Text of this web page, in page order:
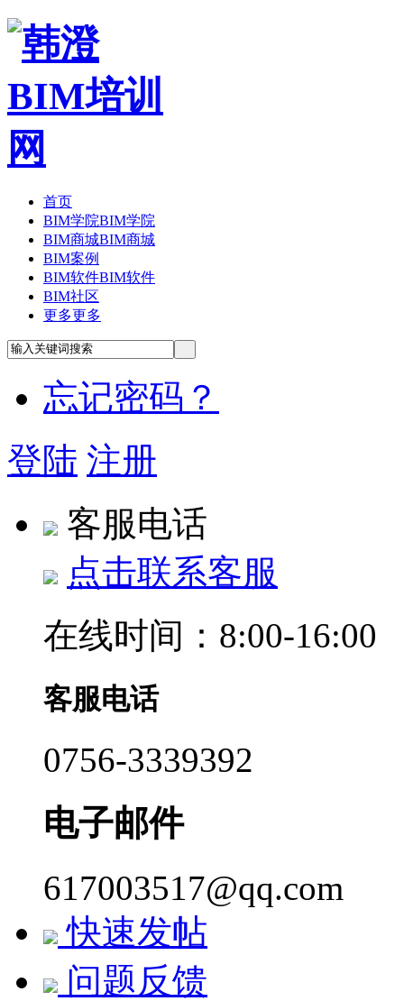
首页
BIM学院BIM学院
BIM商城BIM商城
BIM案例
BIM软件BIM软件
BIM社区
更多更多
忘记密码？
登陆 注册
客服电话
点击联系客服
在线时间：8:00-16:00
客服电话
0756-3339392
电子邮件
617003517@qq.com
快速发帖
问题反馈